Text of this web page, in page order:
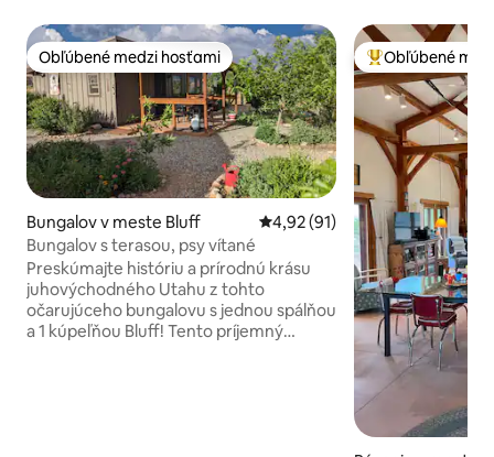
Obľúbené medzi hosťami
Obľúbené medzi hosťami
Bungalov v meste Bluff Priemerné ohodnotenie 4,92
4,92 (91)
Bungalov s terasou, psy vítané
Preskúmajte históriu a prírodnú krásu
juhovýchodného Utahu z tohto
očarujúceho bungalovu s jednou spálňou
a 1 kúpeľňou Bluff! Tento príjemný
Najobľúbenejšie
Obľúbené